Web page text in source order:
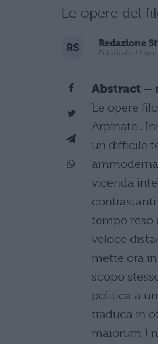
Le opere del
Redazione
Pubblicato il 1
Abstract –
Le opere
Arpinate .
un difficile
vicenda
contrastanti
tempo reso
veloce
mette ora in
scopo
politica a
traduca in
maiorum )